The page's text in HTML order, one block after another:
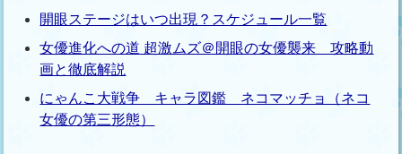
開眼ステージはいつ出現？スケジュール一覧
女優進化への道 超激ムズ＠開眼の女優襲来 攻略動
画と徹底解説
にゃんこ大戦争 キャラ図鑑 ネコマッチョ（ネコ
女優の第三形態）